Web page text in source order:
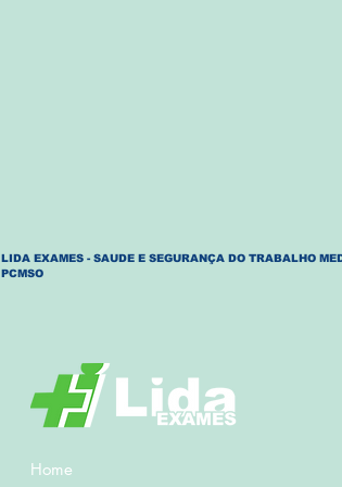
LIDA EXAMES - SAUDE E SEGURANÇA DO TRABALHO
PCMSO
Home